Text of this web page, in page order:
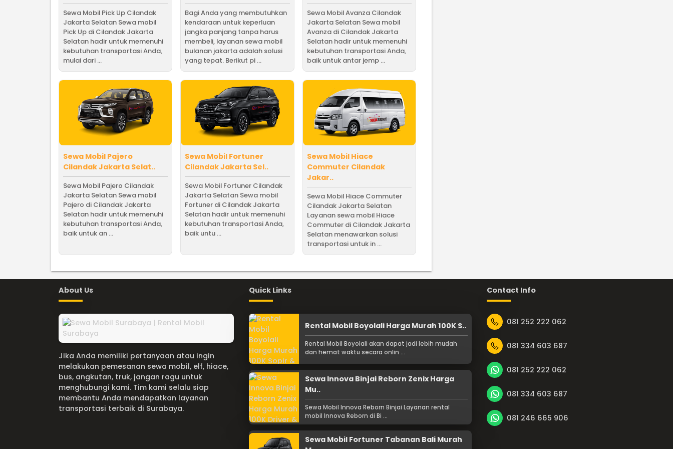
Sewa Mobil Pick Up Cilandak
Jakarta Selatan Sewa mobil
Pick Up di Cilandak Jakarta
Selatan hadir untuk memenuhi
kebutuhan transportasi Anda,
mulai dari ...
Bagi Anda yang membutuhkan
kendaraan untuk keperluan
jangka panjang tanpa harus
membeli, layanan sewa mobil
bulanan jakarta adalah solusi
yang tepat. Berikut pi ...
Sewa Mobil Avanza Cilandak
Jakarta Selatan Sewa mobil
Avanza di Cilandak Jakarta
Selatan hadir untuk memenuhi
kebutuhan transportasi Anda,
baik untuk antar jemp ...
Sewa Mobil Pajero
Cilandak Jakarta Selat..
Sewa Mobil Pajero Cilandak
Jakarta Selatan Sewa mobil
Pajero di Cilandak Jakarta
Selatan hadir untuk memenuhi
kebutuhan transportasi Anda,
baik untuk an ...
Sewa Mobil Fortuner
Cilandak Jakarta Sel..
Sewa Mobil Fortuner Cilandak
Jakarta Selatan Sewa mobil
Fortuner di Cilandak Jakarta
Selatan hadir untuk memenuhi
kebutuhan transportasi Anda,
baik untu ...
Sewa Mobil Hiace
Commuter Cilandak
Jakar..
Sewa Mobil Hiace Commuter
Cilandak Jakarta Selatan
Layanan sewa mobil Hiace
Commuter di Cilandak Jakarta
Selatan menawarkan solusi
transportasi untuk in ...
About Us
Jika Anda memiliki pertanyaan atau ingin
melakukan pemesanan sewa mobil, elf, hiace,
bus, angkutan, truk, jangan ragu untuk
menghubungi kami. Tim kami selalu siap
membantu Anda mendapatkan layanan
transportasi terbaik di Surabaya.
Quick Links
Rental Mobil Boyolali Harga Murah 100K S..
Rental Mobil Boyolali akan dapat jadi lebih mudah
dan hemat waktu secara onlin ...
Sewa Innova Binjai Reborn Zenix Harga
Mu..
Sewa Mobil Innova Reborn Binjai Layanan rental
mobil Innova Reborn di Bi ...
Sewa Mobil Fortuner Tabanan Bali Murah
Contact Info
081 252 222 062
081 334 603 687
081 252 222 062
081 334 603 687
081 246 665 906